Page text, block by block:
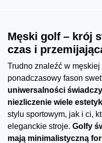
Męski golf – krój
czas i
Trudno znaleźć w
ponadczasowy fason
uniwersalności
niezliczenie wiele estetyk
stylu sportowym, jak i ci,
eleganckie stroje. Golfy
mają minimalistyczną